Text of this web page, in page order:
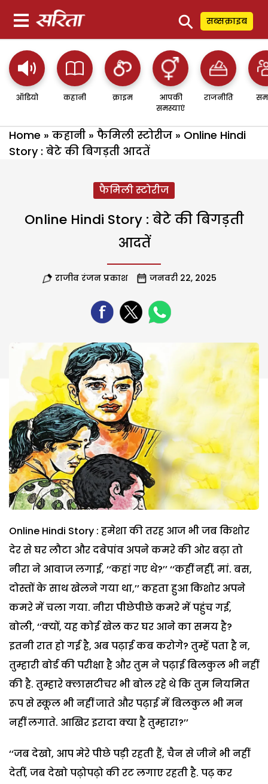
⚲ सब्सक्राइब
ऑडियो कहानी क्राइम
आपकी
समस्याएं
राजनीति
Home » कहानी » फैमिली स्टोरीज » Online Hindi
Story : बेटे की बिगड़ती आदतें
फैमिली स्टोरीज
Online Hindi Story : बेटे की बिगड़ती
आदतें
राजीव रंजन प्रकाश जनवरी 22, 2025
Online Hindi Story : हमेशा की तरह आज भी जब किशोर
देर से घर लौटा और दबेपांव अपने कमरे की ओर बढ़ा तो
नीरा ने आवाज लगाई, ‘‘कहां गए थे?’’‘‘कहीं नहीं, मां. बस,
दोस्तों के साथ खेलने गया था,’’ कहता हुआ किशोर अपने
कमरे में चला गया. नीरा पीछेपीछे कमरे में पहुंच गई,
बोली, ‘‘क्यों, यह कोई खेल कर घर आने का समय है?
इतनी रात हो गई है, अब पढ़ाई कब करोगे? तुम्हें पता है न,
तुम्हारी बोर्ड की परीक्षा है और तुम ने पढ़ाई बिलकुल भी नहीं
की है. तुम्हारे क्लासटीचर भी बोल रहे थे कि तुम नियमित
रूप से स्कूल भी नहीं जाते और पढ़ाई में बिलकुल भी मन
नहीं लगाते. आखिर इरादा क्या है तुम्हारा?’’
‘‘जब देखो, आप मेरे पीछे पड़ी रहती हैं, चैन से जीने भी नहीं
देतीं, जब देखो पढ़ोपढ़ो की रट लगाए रहती है. पढ़ कर